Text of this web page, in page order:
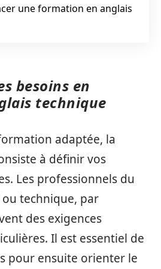
une formation en anglais
besoins en
technique
adaptée, la
à définir vos
Les professionnels du
technique, par
des exigences
Il est essentiel de
pour ensuite orienter le